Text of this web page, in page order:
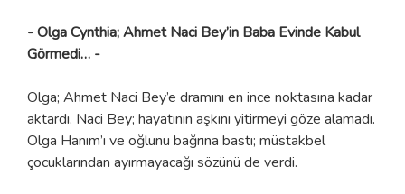
- Olga Cynthia; Ahmet Naci Bey’in Baba Evinde Kabul
Görmedi… -
Olga; Ahmet Naci Bey’e dramını en ince noktasına kadar
aktardı. Naci Bey; hayatının aşkını yitirmeyi göze alamadı.
Olga Hanım’ı ve oğlunu bağrına bastı; müstakbel
çocuklarından ayırmayacağı sözünü de verdi.